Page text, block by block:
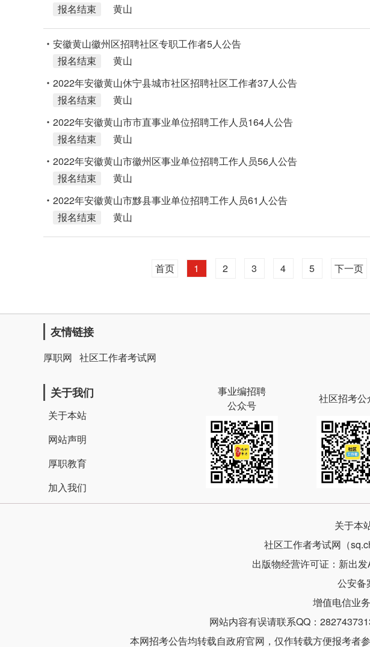
报名结束
黄山
安徽黄山徽州区招聘社区专职工作者5人公告
报名结束
黄山
2022年安徽黄山休宁县城市社区招聘社区工作者37人公告
报名结束
黄山
2022年安徽黄山市市直事业单位招聘工作人员164人公告
报名结束
黄山
2022年安徽黄山市徽州区事业单位招聘工作人员56人公告
报名结束
黄山
2022年安徽黄山市黟县事业单位招聘工作人员61人公告
报名结束
黄山
首页 1 2 3 4 5 下一页
友情链接
厚职网 社区工作者考试网
关于我们
关于本站
网站声明
厚职教育
加入我们
事业编招聘
公众号
社区招考公
关于本
社区工作者考试网（
出版物经营许可证：新出
公安备
增值电信业
网站内容有误请联系QQ：
本网招考公告均转载自政府官网，仅作转载方便报考者